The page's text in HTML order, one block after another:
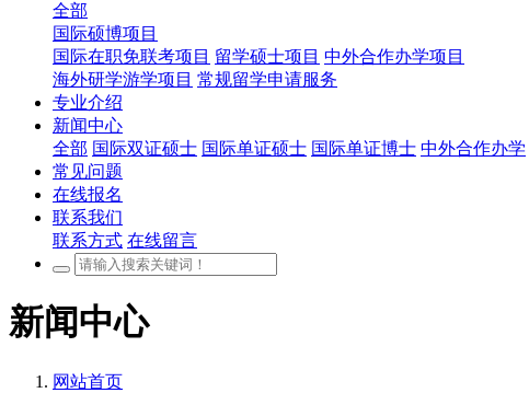
全部
国际硕博项目
国际在职免联考项目 留学硕士项目 中外合作办学项目
海外研学游学项目 常规留学申请服务
专业介绍
新闻中心
全部 国际双证硕士 国际单证硕士 国际单证博士 中外合作办学
常见问题
在线报名
联系我们
联系方式 在线留言
新闻中心
网站首页